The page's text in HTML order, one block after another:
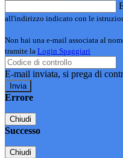
all'indirizzo indicato con le
Non hai una e-mail associata al
tramite la Login Spaggiari
E-mail inviata, si prega di
Errore
Chiudi
Successo
Chiudi